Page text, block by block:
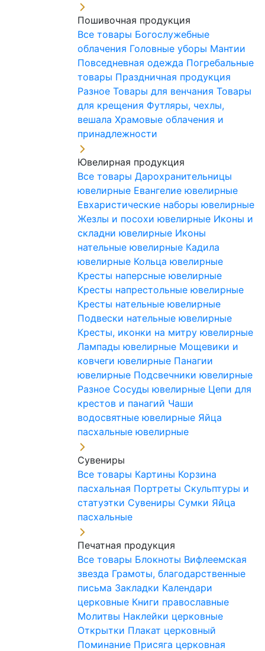
Пошивочная продукция
Все товары Богослужебные
облачения Головные уборы Мантии
Повседневная одежда Погребальные
товары Праздничная продукция
Разное Товары для венчания Товары
для крещения Футляры, чехлы,
вешала Храмовые облачения и
принадлежности
Ювелирная продукция
Все товары Дарохранительницы
ювелирные Евангелие ювелирные
Евхаристические наборы ювелирные
Жезлы и посохи ювелирные Иконы и
складни ювелирные Иконы
нательные ювелирные Кадила
ювелирные Кольца ювелирные
Кресты наперсные ювелирные
Кресты напрестольные ювелирные
Кресты нательные ювелирные
Подвески нательные ювелирные
Кресты, иконки на митру ювелирные
Лампады ювелирные Мощевики и
ковчеги ювелирные Панагии
ювелирные Подсвечники ювелирные
Разное Сосуды ювелирные Цепи для
крестов и панагий Чаши
водосвятные ювелирные Яйца
пасхальные ювелирные
Сувениры
Все товары Картины Корзина
пасхальная Портреты Скульптуры и
статуэтки Сувениры Сумки Яйца
пасхальные
Печатная продукция
Все товары Блокноты Вифлеемская
звезда Грамоты, благодарственные
письма Закладки Календари
церковные Книги православные
Молитвы Наклейки церковные
Открытки Плакат церковный
Поминание Присяга церковная